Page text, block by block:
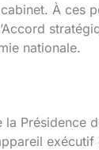
À ces
nationale.
Présidence